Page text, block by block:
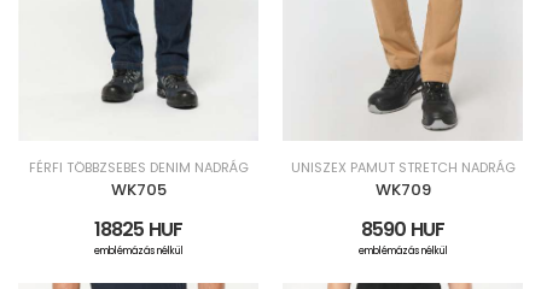
FÉRFI TÖBBZSEBES DENIM NADRÁG
WK705
18825 HUF
emblémázás nélkül
UNISZEX PAMUT STRETCH NADRÁG
WK709
8590 HUF
emblémázás nélkül